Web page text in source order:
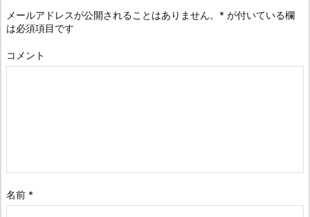
メールアドレスが公開されることはありません。 * が付いている欄
は必須項目です
コメント
名前 *